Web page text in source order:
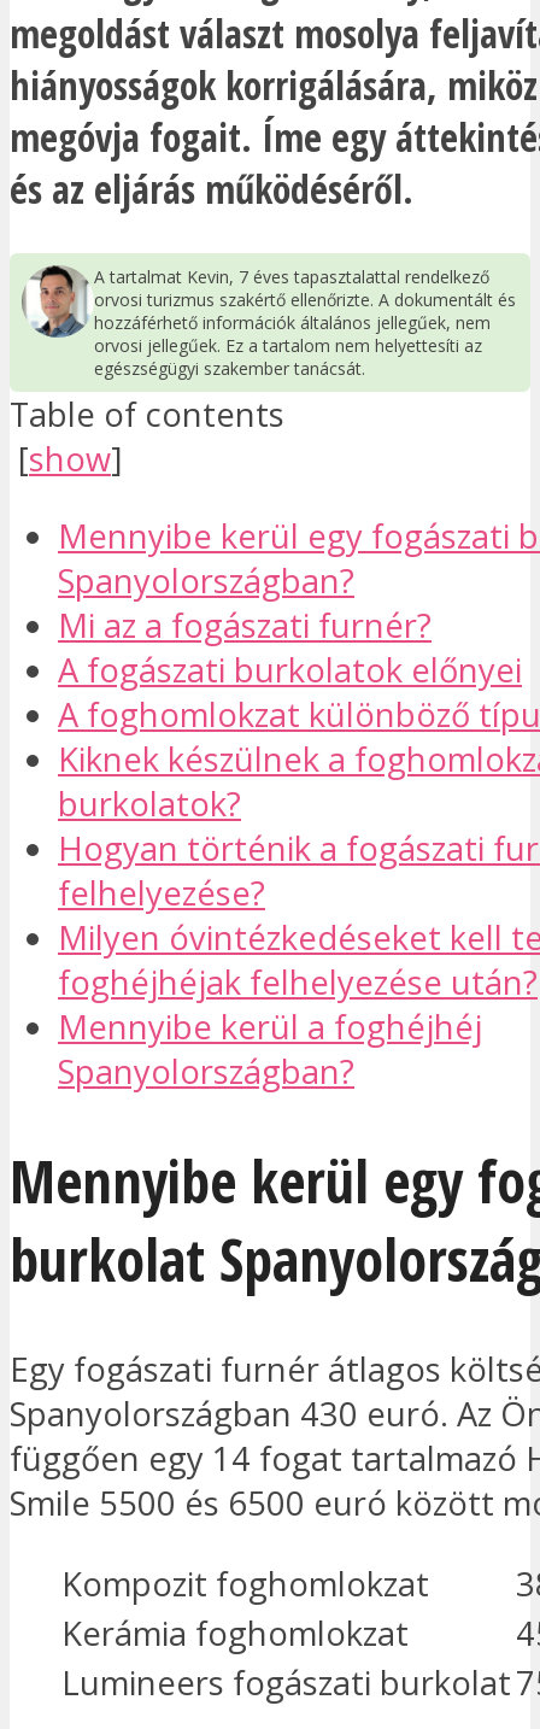
megoldást választ mosolya
hiányosságok korrigálására,
megóvja fogait. Íme egy
és az eljárás működéséről.
A tartalmat Kevin, 7 éves tapasztalattal rendelkező
orvosi turizmus szakértő ellenőrizte. A dokumentált és
hozzáférhető információk általános jellegűek, nem
orvosi jellegűek. Ez a tartalom nem helyettesíti az
egészségügyi szakember tanácsát.
Table of contents
[show]
Mennyibe kerül egy fogászati
Spanyolországban?
Mi az a fogászati furnér?
A fogászati burkolatok előnyei
A foghomlokzat különböző
Kiknek készülnek a
burkolatok?
Hogyan történik a fogászati
felhelyezése?
Milyen óvintézkedéseket kell
foghéjhéjak felhelyezése után?
Mennyibe kerül a foghéjhéj
Spanyolországban?
Mennyibe kerül egy
burkolat
Egy fogászati furnér átlagos
Spanyolországban 430 euró. Az
függően egy 14 fogat tartalmazó
Smile 5500 és 6500 euró között
Kompozit foghomlokzat
Kerámia foghomlokzat
Lumineers fogászati burkolat